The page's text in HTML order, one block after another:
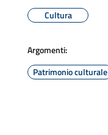
Cultura
Argomenti:
Patrimonio culturale